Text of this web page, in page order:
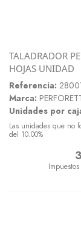
TALADRADOR
HOJAS UNIDAD
Referencia:
Marca:
Unidades por
Las unidades que no
del 10.00%